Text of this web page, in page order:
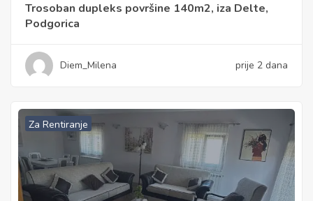
Trosoban dupleks površine 140m2, iza Delte,
Podgorica
Diem_Milena prije 2 dana
Za Rentiranje